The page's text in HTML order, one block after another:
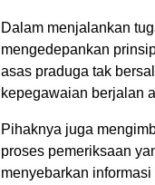
Dalam menjalankan
mengedepankan
asas praduga tak
kepegawaian berjalan
Pihaknya juga
proses pemeriksaan
menyebarkan